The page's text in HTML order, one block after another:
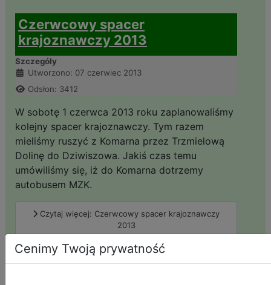
Czerwcowy spacer
krajoznawczy 2013
Szczegóły
Utworzono: 07 czerwiec 2013
Odsłon: 3412
W sobotę 1 czerwca 2013 roku zaplanowaliśmy
kolejny spacer krajoznawczy. Tym razem
mieliśmy ruszyć z Komarna przez Trzmielową
Dolinę do Dziwiszowa. Jakiś czas temu
umówiliśmy się, iż do Komarna dotrzemy
autobusem MZK.
Czytaj więcej: Czerwcowy spacer krajoznawczy
2013
Spacer krajoznawczy Grzbietem
Cenimy Twoją prywatność